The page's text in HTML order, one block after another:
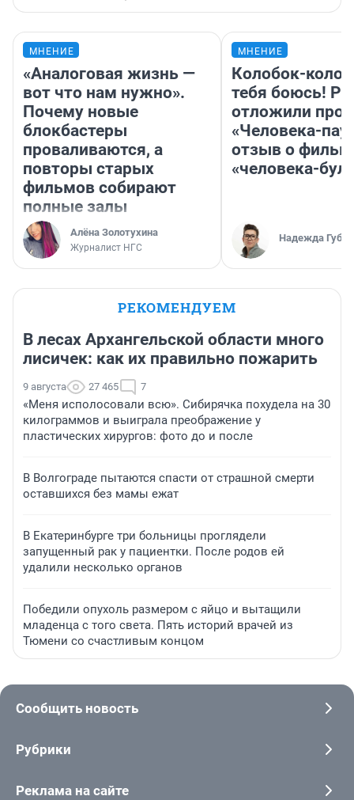
МНЕНИЕ
«Аналоговая жизнь —
вот что нам нужно».
Почему новые
блокбастеры
проваливаются, а
повторы старых
фильмов собирают
полные залы
Алёна Золотухина
Журналист НГС
МНЕНИЕ
Колобок-
тебя боюсь!
отложили
«Человека-
отзыв о
«человека-
Надежда
РЕКОМЕНДУЕМ
В лесах Архангельской области много
лисичек: как их правильно пожарить
9 августа 27 465 7
«Меня исполосовали всю». Сибирячка похудела на 30
килограммов и выиграла преображение у
пластических хирургов: фото до и после
В Волгограде пытаются спасти от страшной смерти
оставшихся без мамы ежат
В Екатеринбурге три больницы проглядели
запущенный рак у пациентки. После родов ей
удалили несколько органов
Победили опухоль размером с яйцо и вытащили
младенца с того света. Пять историй врачей из
Тюмени со счастливым концом
Сообщить новость
Рубрики
Реклама на сайте